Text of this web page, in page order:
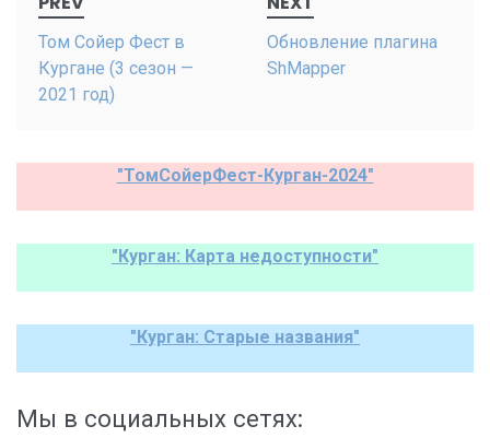
navigation
Том Сойер Фест в
Кургане (3 сезон —
2021 год)
Обновление плагина
ShMapper
"ТомСойерФест-Курган-2024"
"Курган: Карта недоступности"
"Курган: Старые названия"
Мы в социальных сетях: